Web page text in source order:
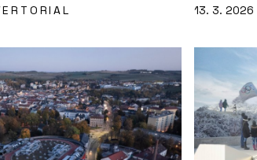
13. 3. 2026